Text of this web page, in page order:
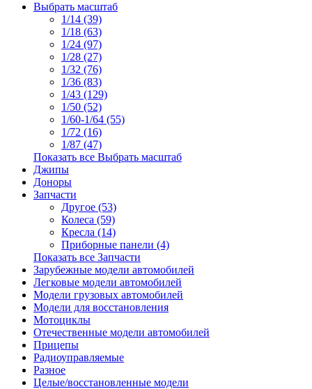
Выбрать масштаб
1/14 (39)
1/18 (63)
1/24 (97)
1/28 (27)
1/32 (76)
1/36 (83)
1/43 (129)
1/50 (52)
1/60-1/64 (55)
1/72 (16)
1/87 (47)
Показать все Выбрать масштаб
Джипы
Доноры
Запчасти
Другое (53)
Колеса (59)
Кресла (14)
Приборные панели (4)
Показать все Запчасти
Зарубежные модели автомобилей
Легковые модели автомобилей
Модели грузовых автомобилей
Модели для восстановления
Мотоциклы
Отечественные модели автомобилей
Прицепы
Радиоуправляемые
Разное
Целые/восстановленные модели